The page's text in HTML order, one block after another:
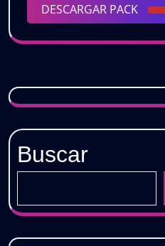
DESCARGAR PACK
Buscar